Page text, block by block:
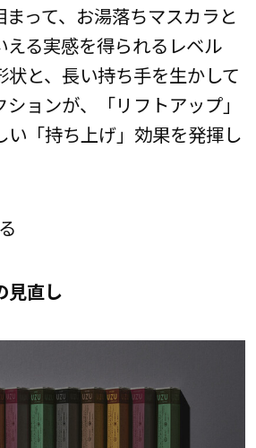
って、お湯落ちマスカラと
える実感を得られるレベル
状と、長い持ち手を生かして
ョンが、「リフトアップ」
い「持ち上げ」効果を発揮し
見直し